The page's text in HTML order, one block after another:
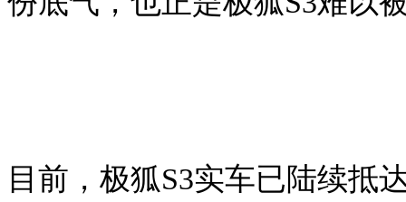
目前，极狐S3实车已陆续抵